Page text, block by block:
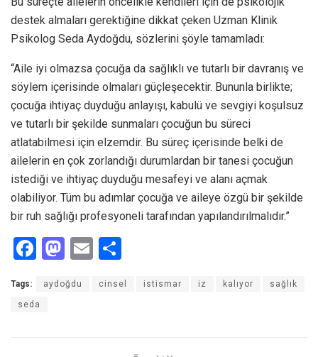
destek almaları gerektiğine dikkat çeken Uzman Klinik
Psikolog Seda Aydoğdu, sözlerini şöyle tamamladı:
“Aile iyi olmazsa çocuğa da sağlıklı ve tutarlı bir davranış ve
söylem içerisinde olmaları güçleşecektir. Bununla birlikte;
çocuğa ihtiyaç duyduğu anlayışı, kabulü ve sevgiyi koşulsuz
ve tutarlı bir şekilde sunmaları çocuğun bu süreci
atlatabilmesi için elzemdir. Bu süreç içerisinde belki de
ailelerin en çok zorlandığı durumlardan bir tanesi çocuğun
istediği ve ihtiyaç duyduğu mesafeyi ve alanı açmak
olabiliyor. Tüm bu adımlar çocuğa ve aileye özgü bir şekilde
bir ruh sağlığı profesyoneli tarafından yapılandırılmalıdır.”
F
ce
b
M
st
E
ail ar
Tags: aydoğdu cinsel istismar iz kalıyor sağlık
seda